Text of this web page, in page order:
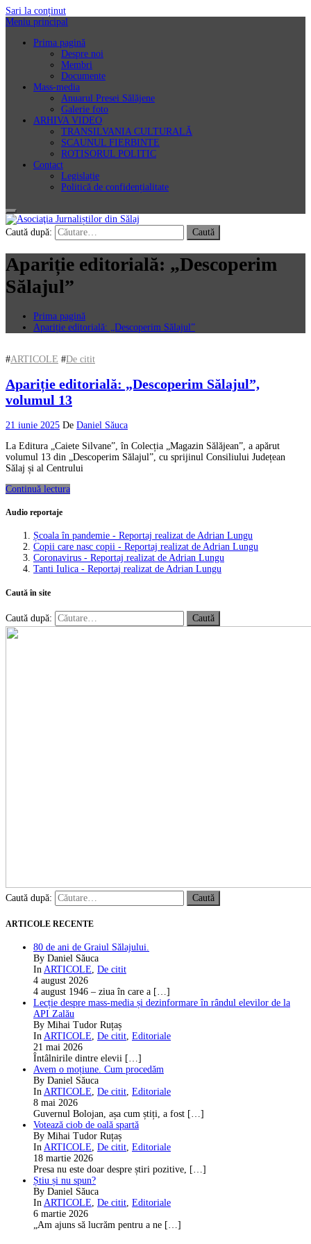
Sari la conținut
Meniu principal
Prima pagină
Despre noi
Membri
Documente
Mass-media
Anuarul Presei Sălăjene
Galerie foto
ARHIVA VIDEO
TRANSILVANIA CULTURALĂ
SCAUNUL FIERBINTE
ROTISORUL POLITIC
Contact
Legislație
Politică de confidențialitate
Asociaţia Jurnaliștilor din Sălaj
Caută după:
Apariție editorială: „Descoperim
Sălajul”
Prima pagină
Apariție editorială: „Descoperim Sălajul”
#ARTICOLE #De citit
Apariție editorială: „Descoperim Sălajul”,
volumul 13
21 iunie 2025 De Daniel Săuca
La Editura „Caiete Silvane”, în Colecția „Magazin Sălăjean”, a apărut
volumul 13 din „Descoperim Sălajul”, cu sprijinul Consiliului Județean
Sălaj și al Centrului
Continuă lectura
Audio reportaje
Școala în pandemie - Reportaj realizat de Adrian Lungu
Copii care nasc copii - Reportaj realizat de Adrian Lungu
Coronavirus - Reportaj realizat de Adrian Lungu
Tanti Iulica - Reportaj realizat de Adrian Lungu
Caută în site
Caută după:
Caută după:
ARTICOLE RECENTE
80 de ani de Graiul Sălajului.
By Daniel Săuca
In ARTICOLE, De citit
4 august 2026
4 august 1946 – ziua în care a […]
Lecție despre mass-media și dezinformare în rândul elevilor de la
API Zalău
By Mihai Tudor Ruțaș
In ARTICOLE, De citit, Editoriale
21 mai 2026
Întâlnirile dintre elevii […]
Avem o moțiune. Cum procedăm
By Daniel Săuca
In ARTICOLE, De citit, Editoriale
8 mai 2026
Guvernul Bolojan, așa cum știți, a fost […]
Votează ciob de oală spartă
By Mihai Tudor Ruțaș
In ARTICOLE, De citit, Editoriale
18 martie 2026
Presa nu este doar despre știri pozitive, […]
Știu și nu spun?
By Daniel Săuca
In ARTICOLE, De citit, Editoriale
6 martie 2026
„Am ajuns să lucrăm pentru a ne […]